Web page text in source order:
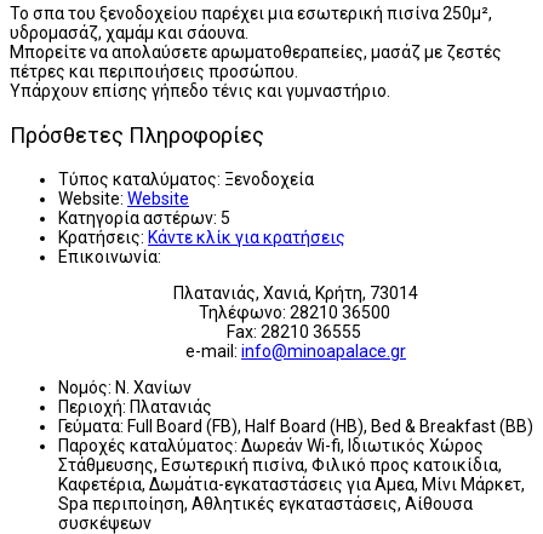
Το σπα του ξενοδοχείου παρέχει μια εσωτερική πισίνα 250μ²,
υδρομασάζ, χαμάμ και σάουνα.
Μπορείτε να απολαύσετε αρωματοθεραπείες, μασάζ με ζεστές
πέτρες και περιποιήσεις προσώπου.
Υπάρχουν επίσης γήπεδο τένις και γυμναστήριο.
Πρόσθετες Πληροφορίες
Τύπος καταλύματος: Ξενοδοχεία
Website: Website
Κατηγορία αστέρων: 5
Κρατήσεις: Κάντε κλίκ για κρατήσεις
Επικοινωνία:
Πλατανιάς, Χανιά, Κρήτη, 73014
Τηλέφωνο: 28210 36500
Fax: 28210 36555
e-mail: info@minoapalace.gr
Νομός: Ν. Χανίων
Περιοχή: Πλατανιάς
Γεύματα: Full Board (FB), Half Board (HB), Bed & Breakfast (BB)
Παροχές καταλύματος: Δωρεάν Wi-fi, Ιδιωτικός Χώρος
Στάθμευσης, Εσωτερική πισίνα, Φιλικό προς κατοικίδια,
Καφετέρια, Δωμάτια-εγκαταστάσεις για Αμεα, Μίνι Μάρκετ,
Spa περιποίηση, Αθλητικές εγκαταστάσεις, Αίθουσα
συσκέψεων